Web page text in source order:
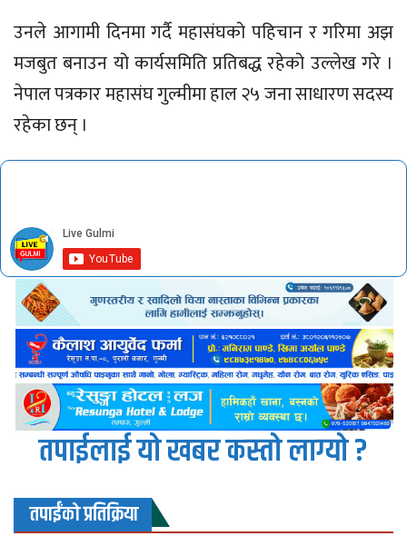
उनले आगामी दिनमा गर्दै महासंघको पहिचान र गरिमा अझ
मजबुत बनाउन यो कार्यसमिति प्रतिबद्ध रहेको उल्लेख गरे ।
नेपाल पत्रकार महासंघ गुल्मीमा हाल २५ जना साधारण सदस्य
रहेका छन् ।
तपाईलाई यो खबर कस्तो लाग्यो ?
तपाईंको प्रतिक्रिया